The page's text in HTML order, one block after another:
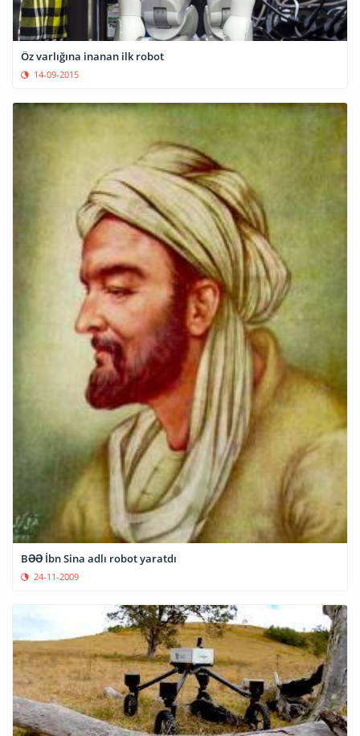
Öz varlığına inanan ilk robot
14-09-2015
BƏƏ İbn Sina adlı robot yaratdı
24-11-2009